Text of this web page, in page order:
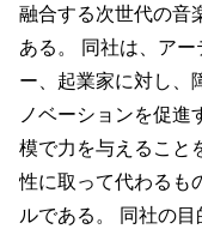
融合する次世代の音
ある。 同社は、ア
ー、起業家に対し、
ノベーションを促進
模で力を与えること
性に取って代わるも
ルである。 同社の